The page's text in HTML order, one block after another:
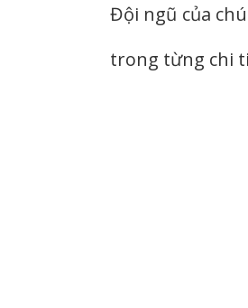
Đội ngũ của
trong từng chi